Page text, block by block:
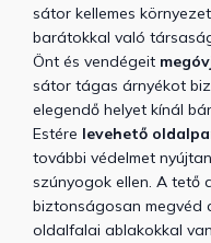
sátor kellemes
barátokkal való
Önt és vendégeit
sátor tágas árnyékot
elegendő helyet kínál
Estére levehető
további védelmet
szúnyogok ellen. A tető
biztonságosan megvéd
oldalfalai ablakokkal